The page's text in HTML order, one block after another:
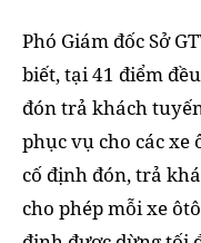
Phó Giám đốc Sở
biết, tại 41 điểm
đón trả khách
phục vụ cho các
cố định đón, trả
cho phép mỗi xe